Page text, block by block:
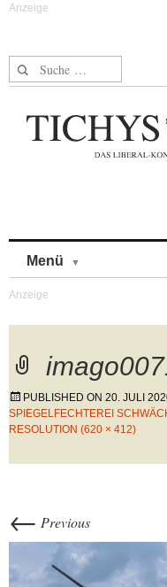
Suche nach:
Menü
PUBLISHED ON 20. JULI
SPIEGELFECHTEREI
RESOLUTION (620 × 412)
← Previous